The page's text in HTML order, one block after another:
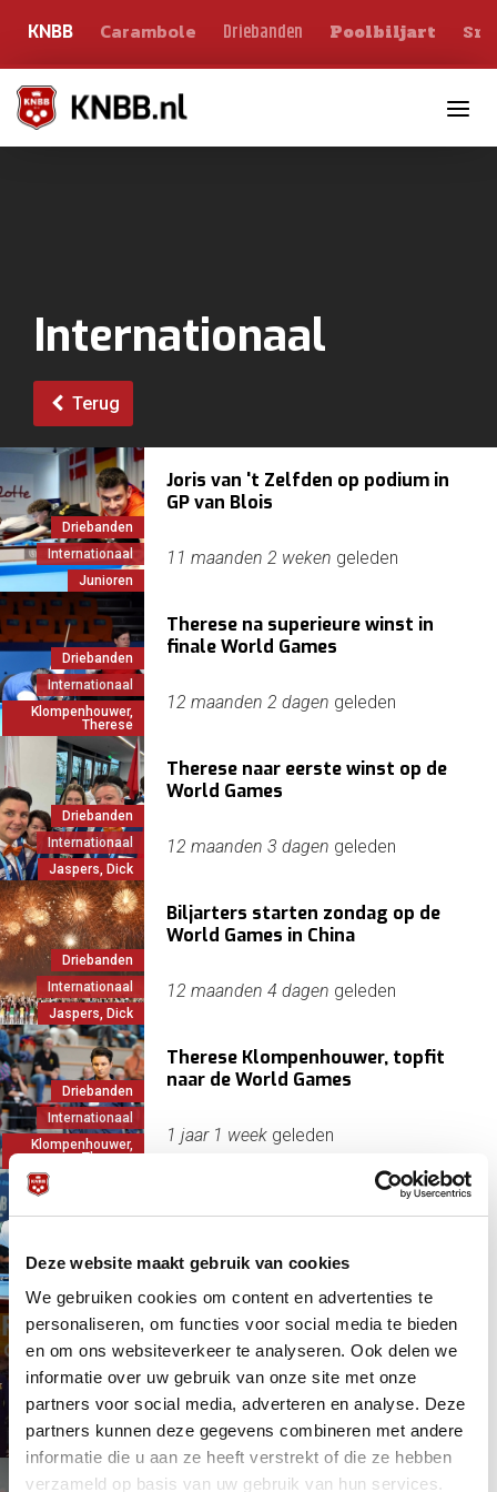
Deze website maakt gebruik van cookies
We gebruiken cookies om content en advertenties te
personaliseren, om functies voor social media te bieden
en om ons websiteverkeer te analyseren. Ook delen we
informatie over uw gebruik van onze site met onze
partners voor social media, adverteren en analyse. Deze
partners kunnen deze gegevens combineren met andere
informatie die u aan ze heeft verstrekt of die ze hebben
verzameld op basis van uw gebruik van hun services.
KNBB Carambole Driebanden Poolbiljart
Internationaal
Terug
Driebanden
Internationaal
Junioren
Joris van 't Zelfden op podium in
GP van Blois
11 maanden 2 weken geleden
Driebanden
Internationaal
Klompenhouwer,
Therese
Therese na superieure winst in
finale World Games
12 maanden 2 dagen geleden
Driebanden
Internationaal
Jaspers, Dick
Therese naar eerste winst op de
World Games
12 maanden 3 dagen geleden
Driebanden
Internationaal
Jaspers, Dick
Biljarters starten zondag op de
World Games in China
12 maanden 4 dagen geleden
Driebanden
Internationaal
Klompenhouwer,
Therese
Therese Klompenhouwer, topfit
naar de World Games
1 jaar 1 week geleden
Jaspers, Dick
Boegbeeld Dick Jaspers 60 jaar
1 jaar 2 weken
Franse winnaar, Caudron
recordhouder in Europacup
1 jaar 3 weken geleden